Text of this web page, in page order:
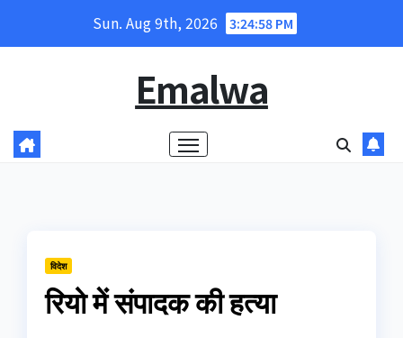
Sun. Aug 9th, 2026 3:24:59 PM
Emalwa
विदेश
रियो में संपादक की हत्या